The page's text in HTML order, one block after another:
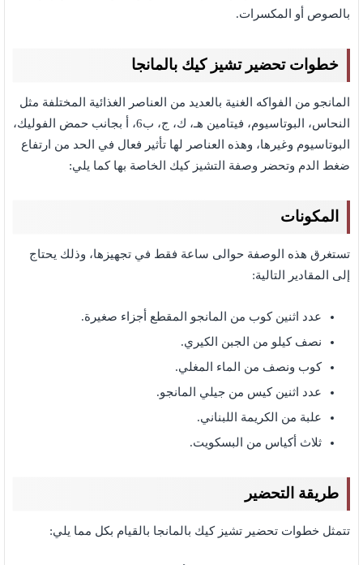
بالصوص أو المكسرات.
خطوات تحضير تشيز كيك بالمانجا
المانجو من الفواكه الغنية بالعديد من العناصر الغذائية المختلفة مثل
النحاس، البوتاسيوم، فيتامين هـ، ك، ج، ب6، أ بجانب حمض الفوليك،
البوتاسيوم وغيرها، وهذه العناصر لها تأثير فعال في الحد من ارتفاع
ضغط الدم وتحضر وصفة التشيز كيك الخاصة بها كما يلي:
المكونات
تستغرق هذه الوصفة حوالى ساعة فقط في تجهيزها، وذلك يحتاج
إلى المقادير التالية:
عدد اثنين كوب من المانجو المقطع أجزاء صغيرة.
نصف كيلو من الجبن الكيري.
كوب ونصف من الماء المغلي.
عدد اثنين كيس من جيلي المانجو.
علبة من الكريمة اللبناني.
ثلاث أكياس من البسكويت.
طريقة التحضير
تتمثل خطوات تحضير تشيز كيك بالمانجا بالقيام بكل مما يلي: